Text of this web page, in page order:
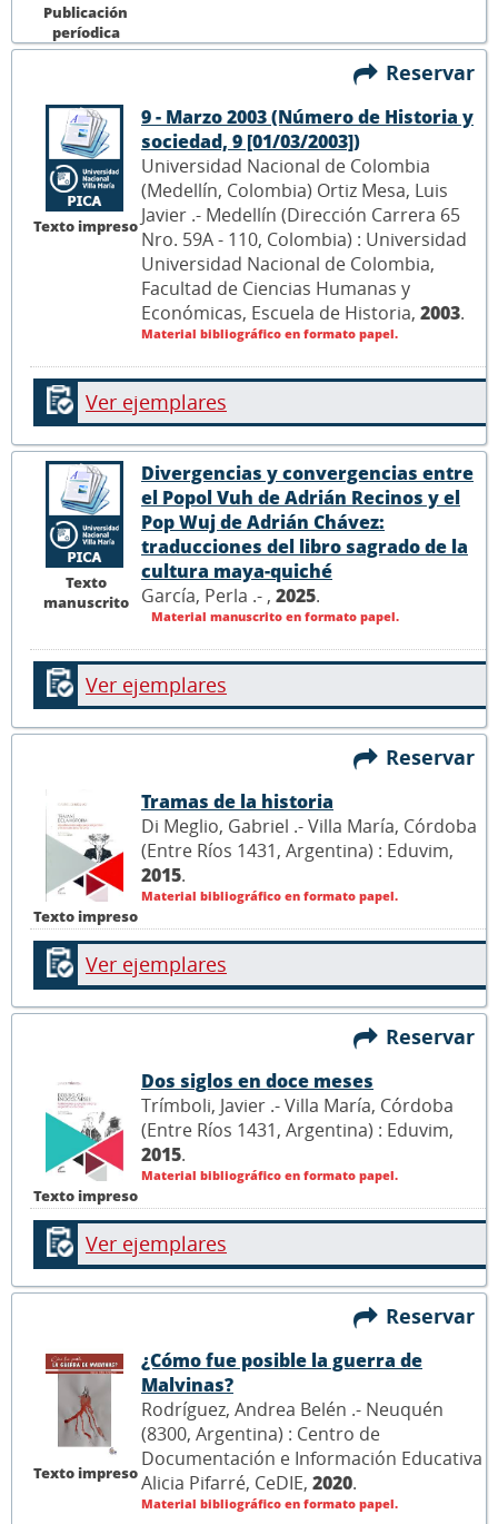
Publicación
períodica
Reservar
Texto impreso
9 - Marzo 2003 (Número de Historia y
sociedad, 9 [01/03/2003])
Universidad Nacional de Colombia
(Medellín, Colombia) Ortiz Mesa, Luis
Javier .- Medellín (Dirección Carrera 65
Nro. 59A - 110, Colombia) : Universidad
Universidad Nacional de Colombia,
Facultad de Ciencias Humanas y
Económicas, Escuela de Historia, 2003.
Material bibliográfico en formato papel.
Ver ejemplares
Texto
manuscrito
Divergencias y convergencias entre
el Popol Vuh de Adrián Recinos y el
Pop Wuj de Adrián Chávez:
traducciones del libro sagrado de la
cultura maya-quiché
García, Perla .- , 2025.
Material manuscrito en formato papel.
Ver ejemplares
Reservar
Texto impreso
Tramas de la historia
Di Meglio, Gabriel .- Villa María, Córdoba
(Entre Ríos 1431, Argentina) : Eduvim,
2015.
Material bibliográfico en formato papel.
Ver ejemplares
Reservar
Texto impreso
Dos siglos en doce meses
Trímboli, Javier .- Villa María, Córdoba
(Entre Ríos 1431, Argentina) : Eduvim,
2015.
Material bibliográfico en formato papel.
Ver ejemplares
Reservar
Texto impreso
¿Cómo fue posible la guerra de
Malvinas?
Rodríguez, Andrea Belén .- Neuquén
(8300, Argentina) : Centro de
Documentación e Información Educativa
Alicia Pifarré, CeDIE, 2020.
Material bibliográfico en formato papel.